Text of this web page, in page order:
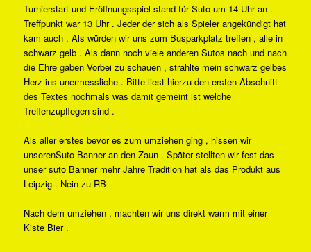
Turnierstart und Eröffnungsspiel stand für Suto um 14 Uhr an .
Treffpunkt war 13 Uhr . Jeder der sich als Spieler angekündigt hat
kam auch . Als würden wir uns zum Busparkplatz treffen , alle in
schwarz gelb . Als dann noch viele anderen Sutos nach und nach
die Ehre gaben Vorbei zu schauen , strahlte mein schwarz gelbes
Herz ins unermessliche . Bitte liest hierzu den ersten Abschnitt
des Textes nochmals was damit gemeint ist welche
Treffenzupflegen sind .
Als aller erstes bevor es zum umziehen ging , hissen wir
unserenSuto Banner an den Zaun . Später stellten wir fest das
unser suto Banner mehr Jahre Tradition hat als das Produkt aus
Leipzig . Nein zu RB
Nach dem umziehen , machten wir uns direkt warm mit einer
Kiste Bier .